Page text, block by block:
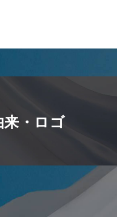
来・ロゴ